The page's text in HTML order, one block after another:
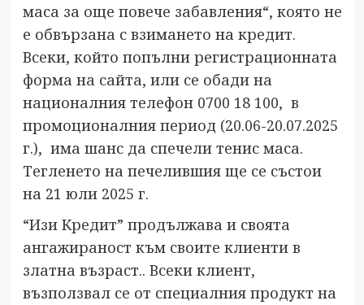
маса за още повече забавления“, която не
е обвързана с взимането на кредит.
Всеки, който попълни регистрационната
форма на сайта, или се обади на
националния телефон 0700 18 100, в
промоционалния период (20.06-20.07.2025
г.), има шанс да спечели тенис маса.
Тегленето на печелившия ще се състои
на 21 юли 2025 г.
“Изи Кредит” продължава и своята
ангажираност към своите клиенти в
златна възраст.. Всеки клиент,
възползвал се от специалния продукт на